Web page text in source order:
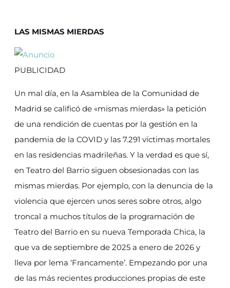
LAS MISMAS MIERDAS
PUBLICIDAD
Un mal día, en la Asamblea de la Comunidad de
Madrid se calificó de «mismas mierdas» la petición
de una rendición de cuentas por la gestión en la
pandemia de la COVID y las 7.291 víctimas mortales
en las residencias madrileñas. Y la verdad es que sí,
en Teatro del Barrio siguen obsesionadas con las
mismas mierdas. Por ejemplo, con la denuncia de la
violencia que ejercen unos seres sobre otros, algo
troncal a muchos títulos de la programación de
Teatro del Barrio en su nueva Temporada Chica, la
que va de septiembre de 2025 a enero de 2026 y
lleva por lema ‘Francamente’. Empezando por una
de las más recientes producciones propias de este